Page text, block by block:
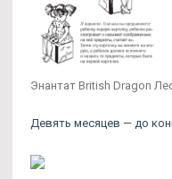
Энантат British Dragon
Девять месяцев — до